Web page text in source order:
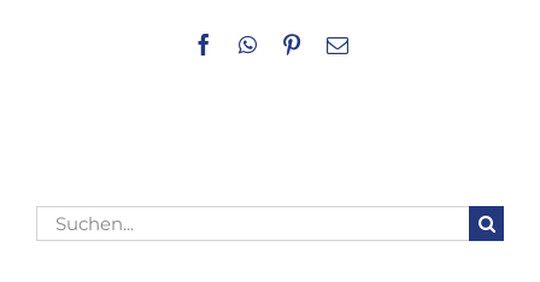
Facebook
WhatsApp
Pinterest
E-
Suche
nach: